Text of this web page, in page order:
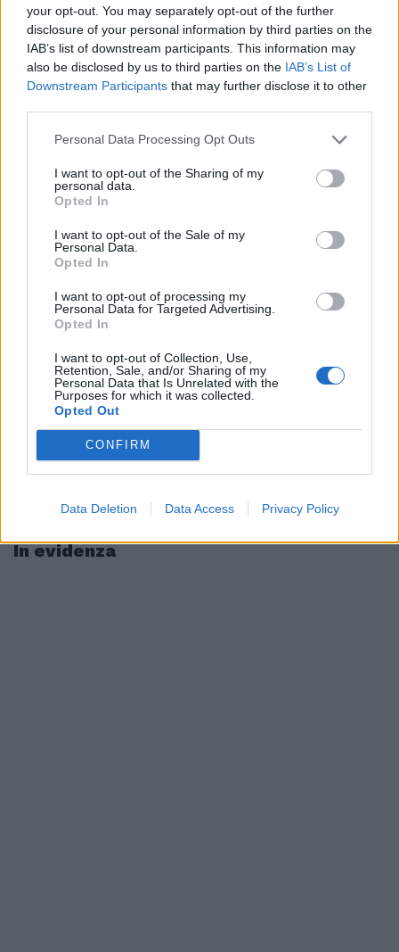
your opt-out. You may separately opt-out of the further
disclosure of your personal information by third parties on the
IAB’s list of downstream participants. This information may
also be disclosed by us to third parties on the IAB’s List of
Downstream Participants that may further disclose it to other
Personal Data Processing Opt Outs
I want to opt-out of the Sharing of my
personal data.
Opted In
I want to opt-out of the Sale of my
Personal Data.
Opted In
I want to opt-out of processing my
Personal Data for Targeted Advertising.
Opted In
I want to opt-out of Collection, Use,
Retention, Sale, and/or Sharing of my
Personal Data that Is Unrelated with the
Purposes for which it was collected.
Opted Out
CONFIRM
Data Deletion Data Access Privacy Policy
In evidenza